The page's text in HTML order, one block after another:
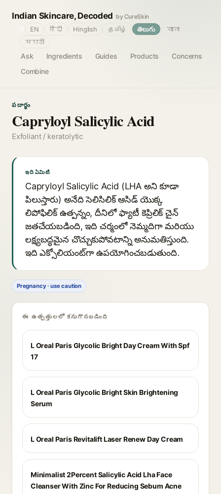
Indian Skincare, Decoded by CureSkin
Ask Ingredients Guides Products
Concerns
Combine
EN हिंदी Hinglish தமிழ் తెలుగు
বাংলা
मराठी
పదార్థం
Capryloyl Salicylic Acid
Exfoliant / keratolytic
ఇది ఏమిటి
Capryloyl Salicylic Acid (LHA అని కూడా
పిలుస్తారు) అనేది సెలిసిలిక్ ఆసిడ్ యొక్క
లిపోఫిలిక్ ఉత్పన్నం, దీనిలో ఫ్యాటీ కెప్రిలిక్ చైన్
జతచేయబడింది, ఇది చర్మంలో నెమ్మదిగా మరియు
లక్ష్యబద్ధమైన చొచ్చుకుపోవటాన్ని అనుమతిస్తుంది.
ఇది ఎక్సోలియంట్‌గా ఉపయోగించబడుతుంది.
Pregnancy · use caution
ఈ ఉత్పత్తులలో కనుగొనబడింది
L Oreal Paris Glycolic Bright Day Cream With Spf
17
L Oreal Paris Glycolic Bright Skin Brightening
Serum
L Oreal Paris Revitalift Laser Renew Day Cream
Minimalist 2Percent Salicylic Acid Lha Face
Cleanser With Zinc For Reducing Sebum Acne